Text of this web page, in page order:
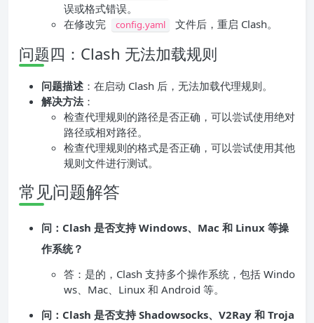
误或格式错误。
在修改完
config.yaml 文件后，重启 Clash。
问题四：Clash 无法加载规则
问题描述 ：在启动 Clash 后，无法加载代理规则。
解决方法：
检查代理规则的路径是否正确，可以尝试使用绝对
路径或相对路径。
检查代理规则的格式是否正确，可以尝试使用其他
规则文件进行测试。
常见问题解答
问：Clash 是否支持 Windows、Mac 和 Linux 等操
作系统？
答：是的，Clash 支持多个操作系统，包括 Windo
ws、Mac、Linux 和 Android 等。
问：Clash 是否支持 Shadowsocks、V2Ray 和 Troja